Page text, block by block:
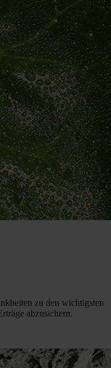
zu den wichtigsten
abzusichern.